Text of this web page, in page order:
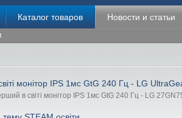
Каталог товаров Новости и статьи
монітор IPS 1мс GtG 240 Гц - LG
в світі монітор IPS 1мс GtG 240 Гц - LG